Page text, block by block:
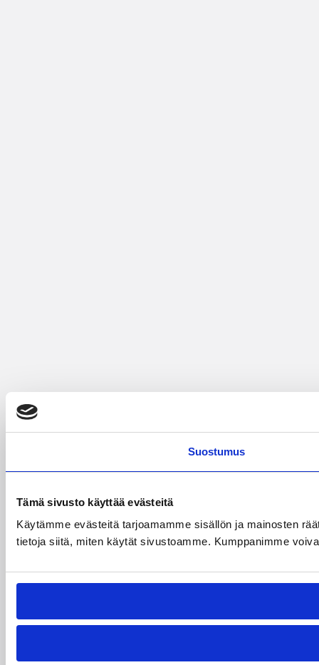
Suostumus
Tämä sivusto käyttää evästeitä
Käytämme evästeitä tarjoamamme sisällön ja mainosten
tietoja siitä, miten käytät sivustoamme. Kumppanimme